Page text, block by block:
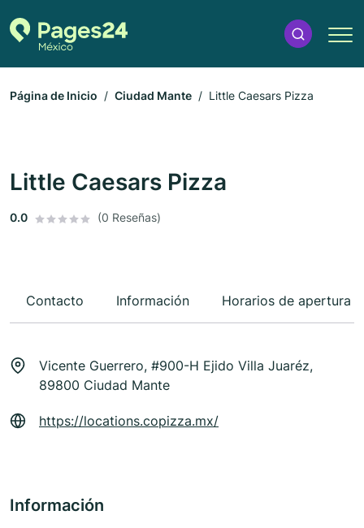
Página de Inicio Ciudad Mante Little Caesars Pizza
Little Caesars Pizza
0.0 (0 Reseñas)
Contacto Información Horarios de apertura
Vicente Guerrero, #900-H Ejido Villa Juaréz,
89800 Ciudad Mante
https://locations.copizza.mx/
Información